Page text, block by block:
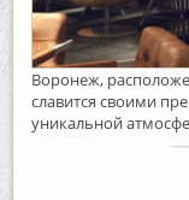
Воронеж,
славится своими
уникальной